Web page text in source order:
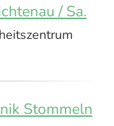
/ Sa.
Stommeln